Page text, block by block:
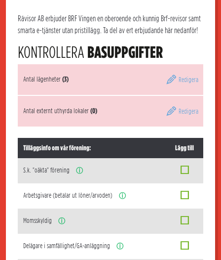
Rävisor AB erbjuder BRF Vingen en oberoende och kunnig Brf-revisor samt
smarta e-tjänster utan pristillägg. Ta del av ert erbjudande här nedanför!
KONTROLLERA BASUPPGIFTER
Antal lägenheter(3) Redigera
Antal externt uthyrda lokaler(0) Redigera
Tilläggsinfo om vår förening: Lägg till
S.k. "oäkta" förening ⓘ
Arbetsgivare (betalar ut löner/arvoden) ⓘ
Momsskyldig ⓘ
Delägare i samfällighet/GA-anläggning ⓘ